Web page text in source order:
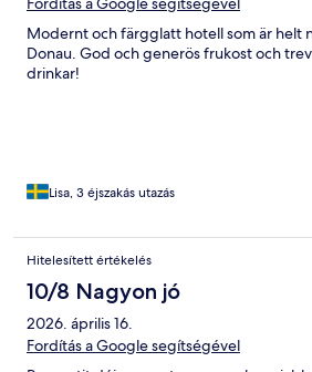
Modernt och färgglatt hotell som är helt
Donau. God och generös frukost och
drinkar!
Lisa, 3 éjszakás utazás
Hitelesített értékelés
10/8 Nagyon jó
2026. április 16.
Fordítás a Google segítségével